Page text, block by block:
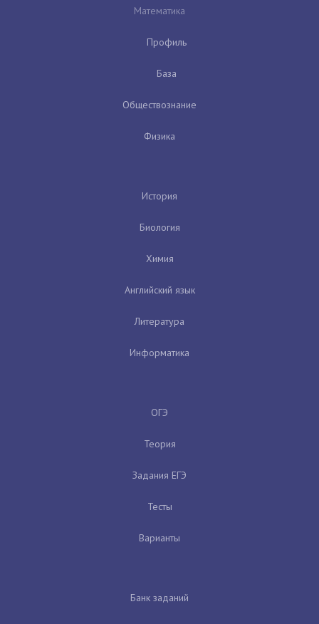
Математика
Профиль
База
Обществознание
Физика
История
Биология
Химия
Английский язык
Литература
Информатика
ОГЭ
Теория
Задания ЕГЭ
Тесты
Варианты
Банк заданий